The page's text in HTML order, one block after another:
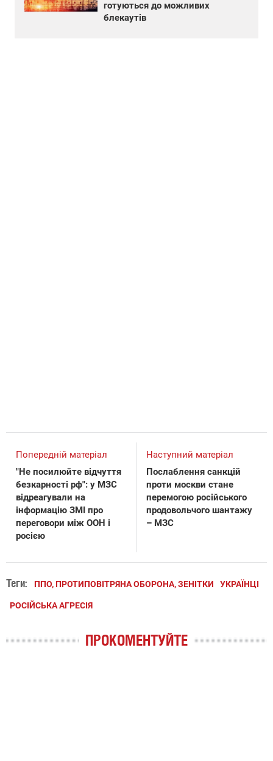
готуються до можливих
блекаутів
Попередній матеріал
"Не посилюйте відчуття
безкарності рф": у МЗС
відреагували на
інформацію ЗМІ про
переговори між ООН і
росією
Наступний матеріал
Послаблення санкцій
проти москви стане
перемогою російського
продовольчого шантажу
– МЗС
Теги: ППО, ПРОТИПОВІТРЯНА ОБОРОНА, ЗЕНІТКИ УКРАЇНЦІ
РОСІЙСЬКА АГРЕСІЯ
ПРОКОМЕНТУЙТЕ